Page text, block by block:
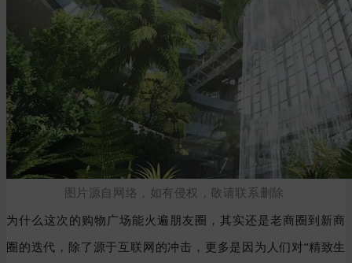
图片源自网络，如有侵权，敬请联系删除
为什么这次的购物广场能火遍朋友圈，其实还是老商圈到新商
圈的迭代，除了源于互联网的冲击，更多是因为人们对“精致生